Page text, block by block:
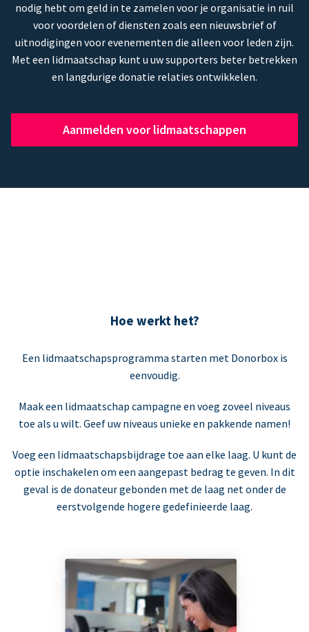
nodig hebt om geld in te zamelen voor je organisatie in ruil
voor voordelen of diensten zoals een nieuwsbrief of
uitnodigingen voor evenementen die alleen voor leden zijn.
Met een lidmaatschap kunt u uw supporters beter betrekken
en langdurige donatie relaties ontwikkelen.
Aanmelden voor lidmaatschappen
Hoe werkt het?
Een lidmaatschapsprogramma starten met Donorbox is
eenvoudig.
Maak een lidmaatschap campagne en voeg zoveel niveaus
toe als u wilt. Geef uw niveaus unieke en pakkende namen!
Voeg een lidmaatschapsbijdrage toe aan elke laag. U kunt de
optie inschakelen om een aangepast bedrag te geven. In dit
geval is de donateur gebonden met de laag net onder de
eerstvolgende hogere gedefinieerde laag.